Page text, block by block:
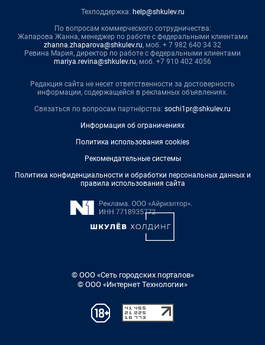
Техподдержка: help@shkulev.ru
По вопросам коммерческого сотрудничества:
Жапарова Жанна, менеджер по работе с федеральными клиентами
zhanna.zhaparova@shkulev.ru, моб. + 7 982 640 34 32
Ревина Мария, директор по работе с федеральными клиентами
mariya.revina@shkulev.ru, моб. +7 910 402 4056
Редакция сайта не несет ответственности за достоверность
информации, содержащейся в рекламных объявлениях.
Связаться по вопросам партнёрства: sochi1pr@shkulev.ru
Информация об ограничениях
Политика использования cookies
Рекомендательные системы
Политика конфиденциальности и обработки персональных данных и
правила использования сайта
© ООО «Сеть городских порталов»
© ООО «Интернет Технологии»